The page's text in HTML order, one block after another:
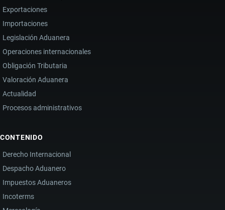
Exportaciones
Importaciones
Legislación Aduanera
Operaciones internacionales
Obligación Tributaria
Valoración Aduanera
Actualidad
Procesos administrativos
CONTENIDO
Derecho Internacional
Despacho Aduanero
Impuestos Aduaneros
Incoterms